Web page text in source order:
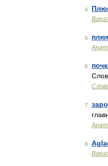
4
5
6
7
8